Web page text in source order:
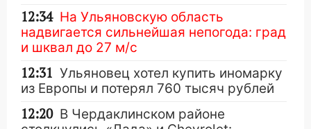
12:34 На Ульяновскую область
надвигается сильнейшая непогода: град
и шквал до 27 м/с
12:31 Ульяновец хотел купить иномарку
из Европы и потерял 760 тысяч рублей
12:20 В Чердаклинском районе